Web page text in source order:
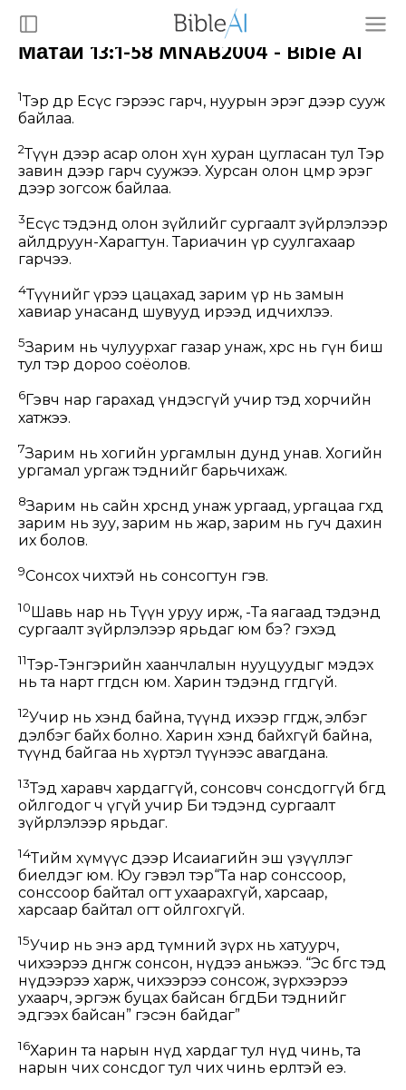
Матай 13:1-58 MNAB2004 - Bible AI
1Тэр өдөр Есүс гэрээс гарч, нуурын эрэг дээр сууж
байлаа.
2Түүн дээр асар олон хүн хуран цугласан тул Тэр
завин дээр гарч суужээ. Хурсан олон цөмөөрөө эрэг
дээр зогсож байлаа.
3 Есүс тэдэнд олон зүйлийг сургаалт зүйрлэлээр
айлдруун-Харагтун. Тариачин үр суулгахаар
гарчээ.
4Түүнийг үрээ цацахад зарим үр нь замын
хавиар унасанд шувууд ирээд идчихлээ.
5Зарим нь чулуурхаг газар унаж, хөрс нь гүн биш
тул тэр дороо соёолов.
6Гэвч нар гарахад үндэсгүй учир тэд хорчийн
хатжээ.
7Зарим нь хогийн ургамлын дунд унав. Хогийн
ургамал ургаж тэднийг барьчихаж.
8Зарим нь сайн хөрсөнд унаж ургаад, ургацаа өгөхөд
зарим нь зуу, зарим нь жар, зарим нь гуч дахин
их болов.
9Сонсох чихтэй нь сонсогтун гэв.
10Шавь нар нь Түүн уруу ирж, -Та яагаад тэдэнд
сургаалт зүйрлэлээр ярьдаг юм бэ? гэхэд
11Тэр-Тэнгэрийн хаанчлалын нууцуудыг мэдэх
нь та нарт өгөгдсөн юм. Харин тэдэнд өгөгдөөгүй.
12Учир нь хэнд байна, түүнд ихээр өгөгдөж, элбэг
дэлбэг байх болно. Харин хэнд байхгүй байна,
түүнд байгаа нь хүртэл түүнээс авагдана.
13Тэд харавч хардаггүй, сонсовч сонсдоггүй бөгөөд
ойлгодог ч үгүй учир Би тэдэнд сургаалт
зүйрлэлээр ярьдаг.
14Тийм хүмүүс дээр Исаиагийн эш үзүүллэг
биелдэг юм. Юу гэвэл тэр“Та нар сонссоор,
сонссоор байтал огт ухаарахгүй, харсаар,
харсаар байтал огт ойлгохгүй.
15Учир нь энэ ард түмний зүрх нь хатуурч,
чихээрээ дөнгөж сонсон, нүдээ аньжээ. “Эс бөгөөс тэд
нүдээрээ харж, чихээрээ сонсож, зүрхээрээ
ухаарч, эргэж буцах байсан бөгөөдБи тэднийг
эдгээх байсан” гэсэн байдаг”
16Харин та нарын нүд хардаг тул нүд чинь, та
нарын чих сонсдог тул чих чинь ерөөлтэй еэ.